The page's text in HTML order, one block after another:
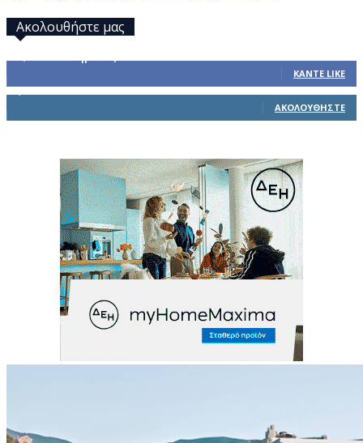
Ακολουθήστε μας
ΚΆΝΤΕ LIKE
ΑΚΟΛΟΥΘΉΣΤΕ